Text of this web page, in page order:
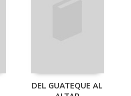
DEL GUATEQUE AL